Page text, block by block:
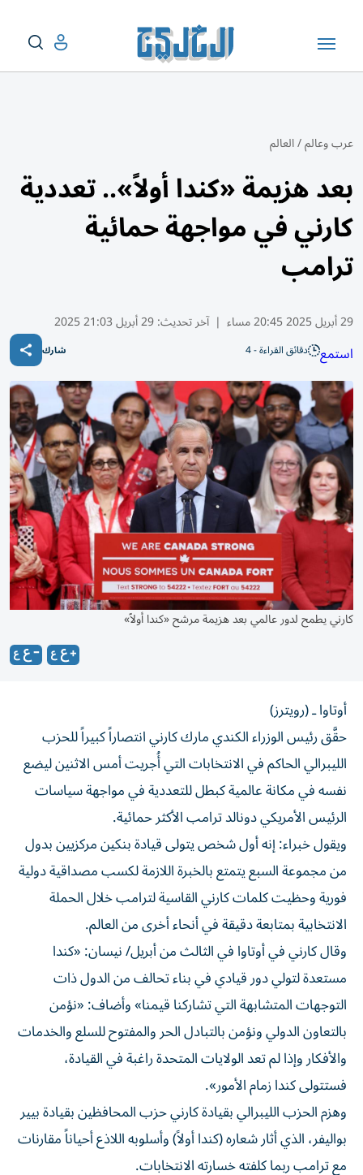
عرب وعالم/العالم
بعد هزيمة «كندا أولاً».. تعددية
كارني في مواجهة حمائية
ترامب
29 أبريل 2025 20:45 مساء | آخر تحديث:29 أبريل 21:03 2025
استمع دقائق القراءة - 4 شارك
كارني يطمح لدور عالمي بعد هزيمة مرشح «كندا أولاً»
أوتاوا ـ (رويترز)
حقَّق رئيس الوزراء الكندي مارك كارني انتصاراً كبيراً للحزب
الليبرالي الحاكم في الانتخابات التي أُجريت أمس الاثنين ليضع
نفسه في مكانة عالمية كبطل للتعددية في مواجهة سياسات
الرئيس الأمريكي دونالد ترامب الأكثر حمائية.
ويقول خبراء: إنه أول شخص يتولى قيادة بنكين مركزيين بدول
من مجموعة السبع يتمتع بالخبرة اللازمة لكسب مصداقية دولية
فورية وحظيت كلمات كارني القاسية لترامب خلال الحملة
الانتخابية بمتابعة دقيقة في أنحاء أخرى من العالم.
وقال كارني في أوتاوا في الثالث من أبريل/ نيسان: «كندا
مستعدة لتولي دور قيادي في بناء تحالف من الدول ذات
التوجهات المتشابهة التي تشاركنا قيمنا» وأضاف: «نؤمن
بالتعاون الدولي ونؤمن بالتبادل الحر والمفتوح للسلع والخدمات
والأفكار وإذا لم تعد الولايات المتحدة راغبة في القيادة،
فستتولى كندا زمام الأمور».
وهزم الحزب الليبرالي بقيادة كارني حزب المحافظين بقيادة بيير
بواليفر، الذي أثار شعاره (كندا أولاً) وأسلوبه اللاذع أحياناً مقارنات
مع ترامب ربما كلفته خسارته الانتخابات.